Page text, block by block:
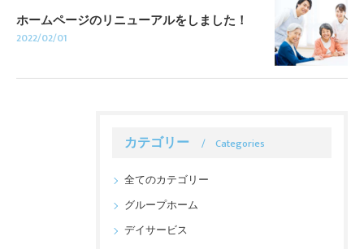
ホームページのリニューアルをしました！
2022/02/01
カテゴリー Categories
全てのカテゴリー
グループホーム
デイサービス